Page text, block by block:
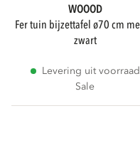
WOOOD
fer tuin bijzettafel ø70 cm metaal
zwart
Levering uit voorraad
Sale